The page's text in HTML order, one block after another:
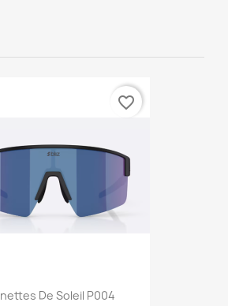
De Soleil P004
favorite_border